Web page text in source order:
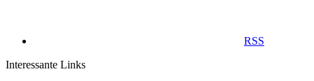
RSS
Interessante Links